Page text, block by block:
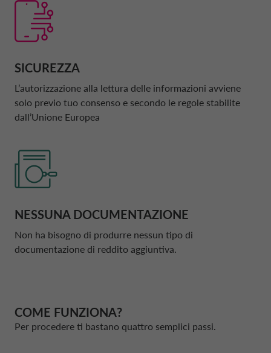
SICUREZZA
L’autorizzazione alla lettura delle informazioni avviene
solo previo tuo consenso e secondo le regole stabilite
dall’Unione Europea
NESSUNA DOCUMENTAZIONE
Non ha bisogno di produrre nessun tipo di
documentazione di reddito aggiuntiva.
COME FUNZIONA?
Per procedere ti bastano quattro semplici passi.